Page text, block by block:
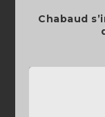
Chabaud